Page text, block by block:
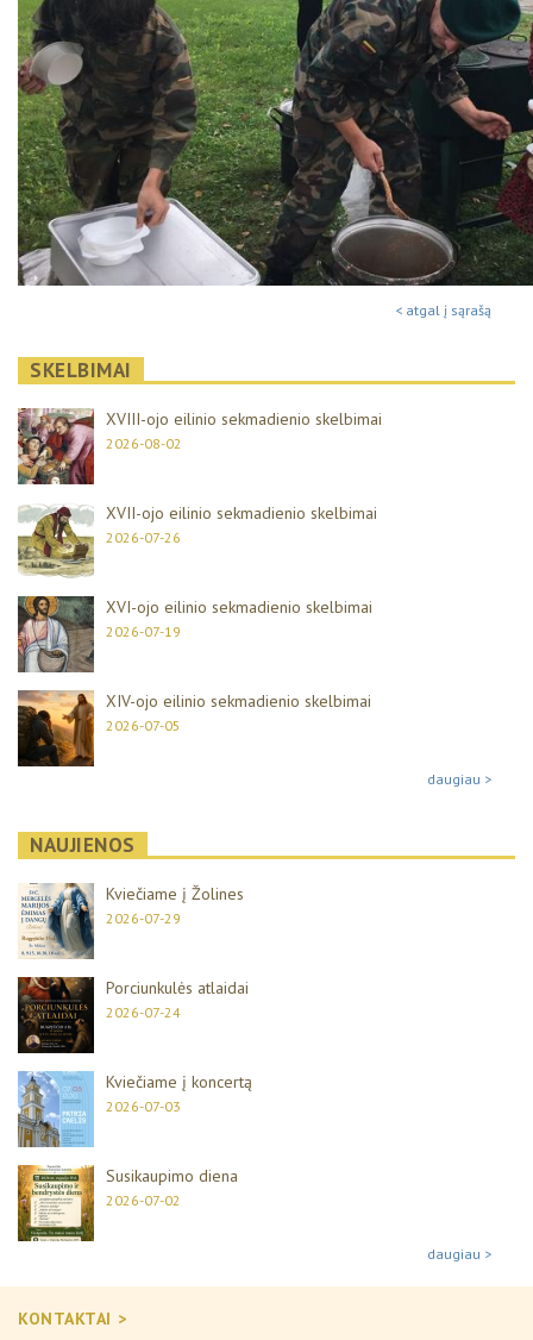
< atgal į sąrašą
SKELBIMAI
XVIII-ojo eilinio sekmadienio skelbimai
2026-08-02
XVII-ojo eilinio sekmadienio skelbimai
2026-07-26
XVI-ojo eilinio sekmadienio skelbimai
2026-07-19
XIV-ojo eilinio sekmadienio skelbimai
2026-07-05
daugiau >
NAUJIENOS
Kviečiame į Žolines
2026-07-29
Porciunkulės atlaidai
2026-07-24
Kviečiame į koncertą
2026-07-03
Susikaupimo diena
2026-07-02
daugiau >
KONTAKTAI >